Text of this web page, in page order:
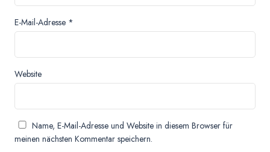
E-Mail-Adresse *
Website
Name, E-Mail-Adresse und Website in diesem Browser für
meinen nächsten Kommentar speichern.